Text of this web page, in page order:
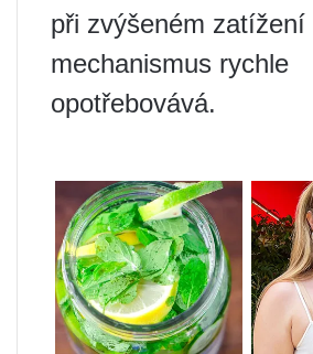
při zvýšeném zatížení
mechanismus rychle
opotřebovává.